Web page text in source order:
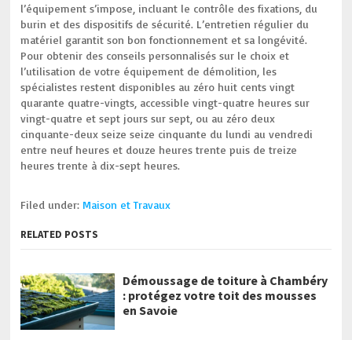
l’équipement s’impose, incluant le contrôle des fixations, du
burin et des dispositifs de sécurité. L’entretien régulier du
matériel garantit son bon fonctionnement et sa longévité.
Pour obtenir des conseils personnalisés sur le choix et
l’utilisation de votre équipement de démolition, les
spécialistes restent disponibles au zéro huit cents vingt
quarante quatre-vingts, accessible vingt-quatre heures sur
vingt-quatre et sept jours sur sept, ou au zéro deux
cinquante-deux seize seize cinquante du lundi au vendredi
entre neuf heures et douze heures trente puis de treize
heures trente à dix-sept heures.
Filed under: Maison et Travaux
RELATED POSTS
Démoussage de toiture à Chambéry
: protégez votre toit des mousses
en Savoie